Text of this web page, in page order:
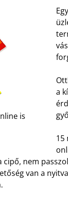
is
a
15
nem
van a